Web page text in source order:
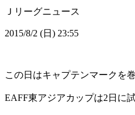
Ｊリーグニュース
2015/8/2 (日) 23:55
この日はキャプテンマークを
EAFF東アジアカップは2日に